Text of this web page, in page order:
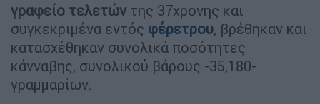
γραφείο τελετών της 37χρονης και
συγκεκριμένα εντός φέρετρου, βρέθηκαν και
κατασχέθηκαν συνολικά ποσότητες
κάνναβης, συνολικού βάρους -35,180-
γραμμαρίων.